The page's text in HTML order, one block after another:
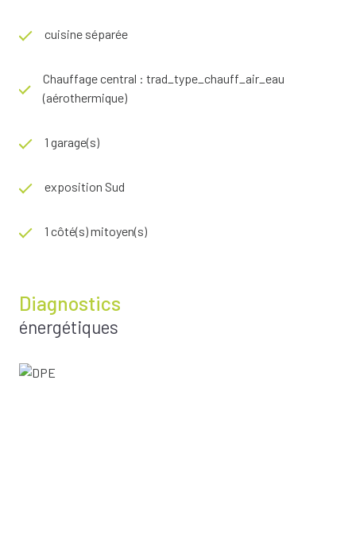
cuisine séparée
Chauffage central : trad_type_chauff_air_eau
(aérothermique)
1 garage(s)
exposition Sud
1 côté(s) mitoyen(s)
Diagnostics
énergétiques